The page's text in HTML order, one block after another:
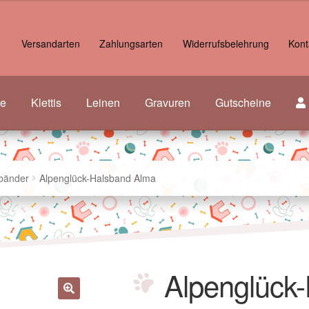
Versandarten Zahlungsarten Widerrufsbelehrung
Klettis Leinen Gravuren Gutscheine
Alpenglück-Halsband Alma